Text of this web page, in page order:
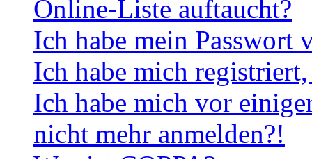
Online-Liste auftaucht?
Ich habe mein Passwort
Ich habe mich
Ich habe mich vor
nicht mehr anmelden?!